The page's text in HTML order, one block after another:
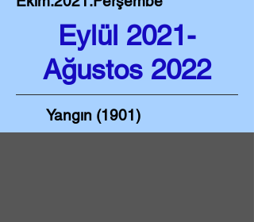
Eylül 2021-
Ağustos 2022
Yangın (1901)